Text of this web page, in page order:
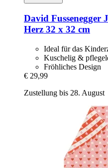
David Fussenegger
Herz 32 x 32 cm
Ideal für das
Kuschelig &
Fröhliches Design
€ 29,99
Zustellung bis 28. August